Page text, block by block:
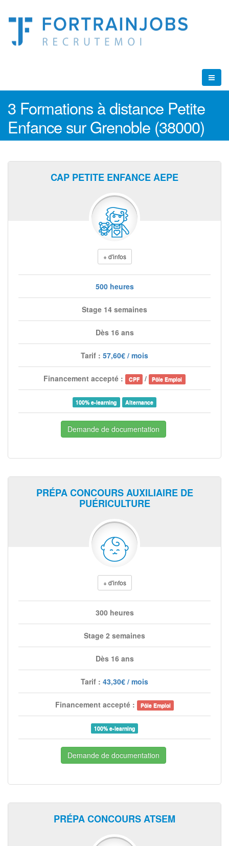
3 Formations à distance Petite
Enfance sur Grenoble (38000)
CAP PETITE ENFANCE AEPE
+ d'infos
500 heures
Stage 14 semaines
Dès 16 ans
Tarif : 57,60€ / mois
Financement accepté : CPF / Pôle Emploi
100% e-learning Alternance
Demande de documentation
PRÉPA CONCOURS AUXILIAIRE DE
PUÉRICULTURE
+ d'infos
300 heures
Stage 2 semaines
Dès 16 ans
Tarif : 43,30€ / mois
Financement accepté : Pôle Emploi
100% e-learning
Demande de documentation
PRÉPA CONCOURS ATSEM